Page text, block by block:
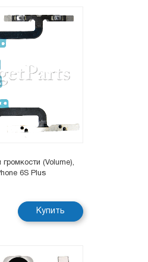
(Volume),
6S Plus
Купить